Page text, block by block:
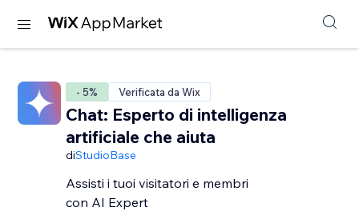
- 5% Verificata da Wix
Chat: Esperto di intelligenza
artificiale che aiuta
diStudioBase
Assisti i tuoi visitatori e membri
con AI Expert